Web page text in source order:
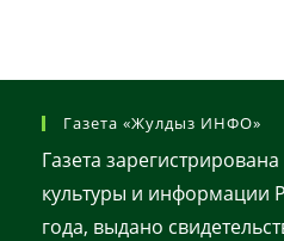
Газета «Жулдыз ИНФО»
Газета
культуры и информации
года, выдано